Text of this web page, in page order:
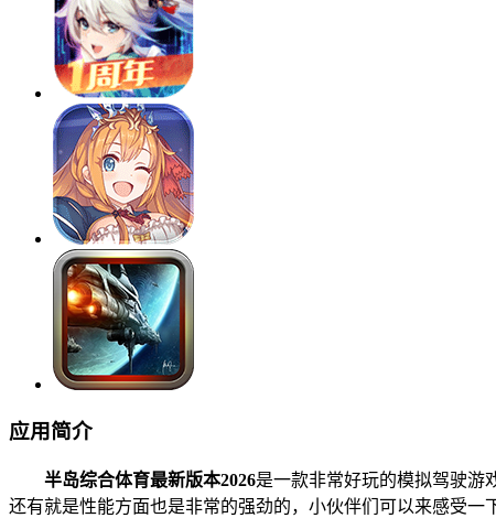
应用简介
半岛综合体育最新版本2026是一款非常好玩的模拟驾驶游
还有就是性能方面也是非常的强劲的，小伙伴们可以来感受一